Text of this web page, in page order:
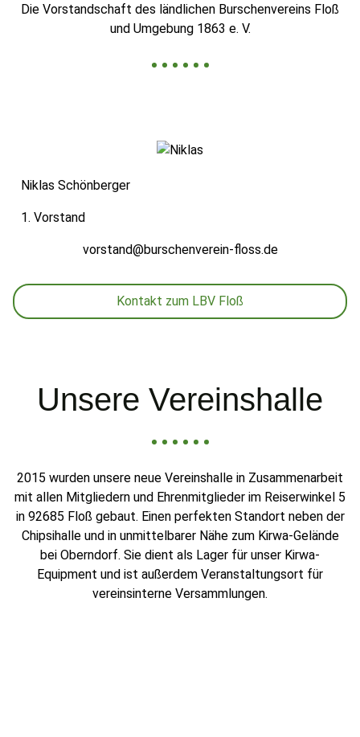
Die Vorstandschaft des ländlichen Burschenvereins Floß
und Umgebung 1863 e. V.
Niklas Schönberger
1. Vorstand
vorstand@burschenverein-floss.de
Kontakt zum LBV Floß
Unsere Vereinshalle
2015 wurden unsere neue Vereinshalle in Zusammenarbeit
mit allen Mitgliedern und Ehrenmitglieder im Reiserwinkel 5
in 92685 Floß gebaut. Einen perfekten Standort neben der
Chipsihalle und in unmittelbarer Nähe zum Kirwa-Gelände
bei Oberndorf. Sie dient als Lager für unser Kirwa-
Equipment und ist außerdem Veranstaltungsort für
vereinsinterne Versammlungen.